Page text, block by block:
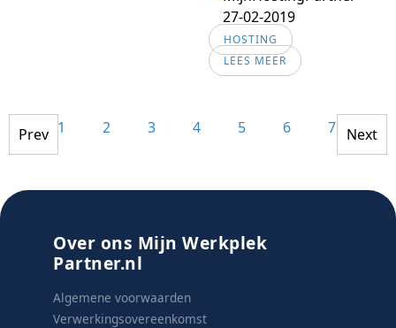
27-02-2019
HOSTING
LEES MEER
1 2 3 4 5 6 7 8
Prev Next
Over ons Mijn Werkplek
Partner.nl
Algemene voorwaarden
Verwerkingsovereenkomst